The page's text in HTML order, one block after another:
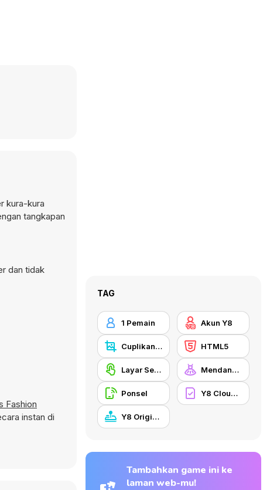
kura-kura
tangkapan
dan tidak
Fashion
instan di
TAG
1 Pemain Akun Y8
Cuplikan Layar Y8 HTML5
Layar Sentuh Mendandani
Ponsel Y8 Cloud Save
Y8 Originals
Tambahkan game ini ke
laman web-mu!